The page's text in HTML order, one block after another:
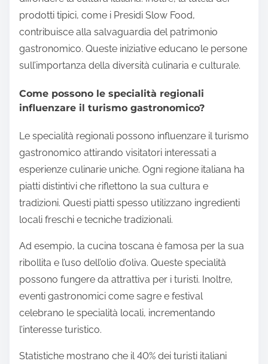
prodotti tipici, come i Presidi Slow Food,
contribuisce alla salvaguardia del patrimonio
gastronomico. Queste iniziative educano le persone
sull’importanza della diversità culinaria e culturale.
Come possono le specialità regionali
influenzare il turismo gastronomico?
Le specialità regionali possono influenzare il turismo
gastronomico attirando visitatori interessati a
esperienze culinarie uniche. Ogni regione italiana ha
piatti distintivi che riflettono la sua cultura e
tradizioni. Questi piatti spesso utilizzano ingredienti
locali freschi e tecniche tradizionali.
Ad esempio, la cucina toscana è famosa per la sua
ribollita e l’uso dell’olio d’oliva. Queste specialità
possono fungere da attrattiva per i turisti. Inoltre,
eventi gastronomici come sagre e festival
celebrano le specialità locali, incrementando
l’interesse turistico.
Statistiche mostrano che il 40% dei turisti italiani